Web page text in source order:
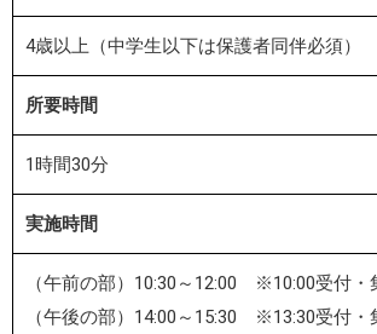
4歳以上（中学生以下は保護者同伴必須）
所要時間
1時間30分
実施時間
（午前の部）10:30～12:00 ※10:00受付・
（午後の部）14:00～15:30 ※13:30受付・